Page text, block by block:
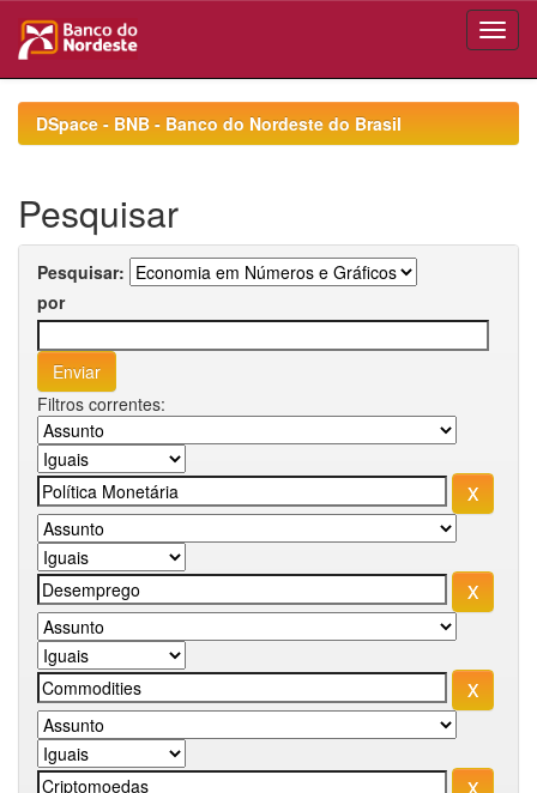
navigationDSpace - BNB - Banco do Nordeste do Brasil
Pesquisar
Pesquisar:
por
Filtros correntes: